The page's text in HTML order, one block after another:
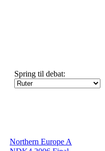
Spring til debat:
Northern Europe A